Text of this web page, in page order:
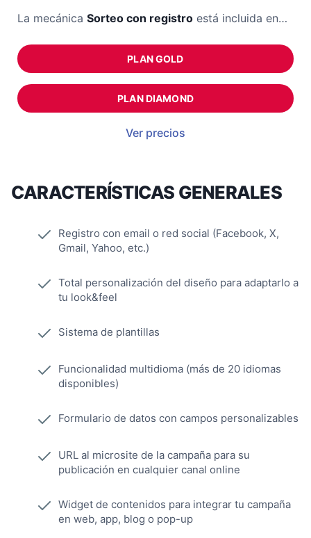
CARACTERÍSTICAS GENERALES
Registro con email o red social (Facebook, X,
Gmail, Yahoo, etc.)
Total personalización del diseño para adaptarlo a
tu look&feel
Sistema de plantillas
Funcionalidad multidioma (más de 20 idiomas
disponibles)
Formulario de datos con campos personalizables
URL al microsite de la campaña para su
publicación en cualquier canal online
Widget de contenidos para integrar tu campaña
en web, app, blog o pop-up
La mecánica Sorteo con registro está incluida en…
PLAN GOLD
PLAN DIAMOND
Ver precios